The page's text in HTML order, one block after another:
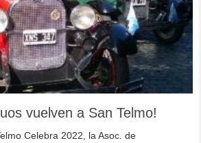
vuelven a San Telmo!
Celebra 2022, la Asoc. de